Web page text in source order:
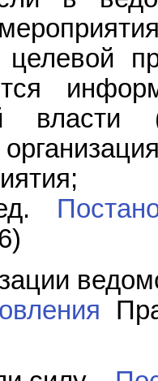
целевой
власти